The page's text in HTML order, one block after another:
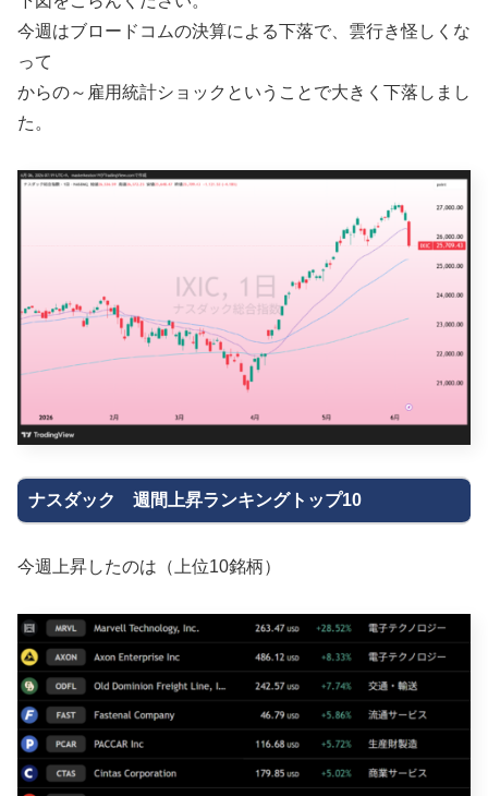
今週はブロードコムの決算による下落で、雲行き怪しくな
って
からの～雇用統計ショックということで大きく下落しまし
た。
ナスダック 週間上昇ランキングトップ10
今週上昇したのは（上位10銘柄）